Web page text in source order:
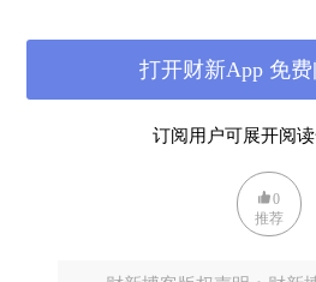
始，商学院的申请人数不断降
顶尖的商学院也难以幸免
（Harvard Business School）
86%，高达14%的毕业生一时
订阅用户可展开阅
打开财新App 免
0
推荐